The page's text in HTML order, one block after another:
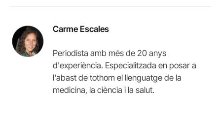
Carme Escales
Periodista amb més de 20 anys
d'experiència. Especialitzada en posar a
l'abast de tothom el llenguatge de la
medicina, la ciència i la salut.